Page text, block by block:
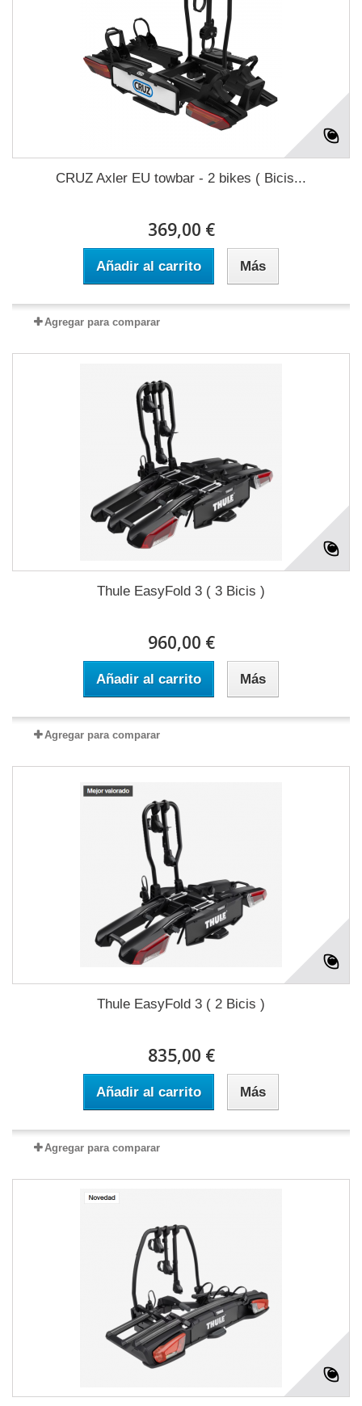
CRUZ Axler EU towbar - 2 bikes ( Bicis...
369,00 €
Añadir al carrito Más
Agregar para comparar
Thule EasyFold 3 ( 3 Bicis )
960,00 €
Añadir al carrito Más
Agregar para comparar
Thule EasyFold 3 ( 2 Bicis )
835,00 €
Añadir al carrito Más
Agregar para comparar